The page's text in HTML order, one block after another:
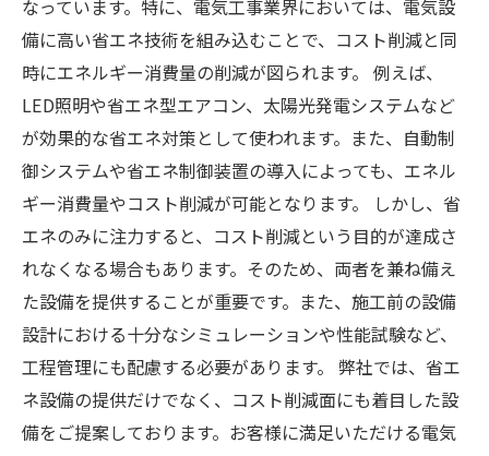
なっています。特に、電気工事業界においては、電気設
備に高い省エネ技術を組み込むことで、コスト削減と同
時にエネルギー消費量の削減が図られます。 例えば、
LED照明や省エネ型エアコン、太陽光発電システムなど
が効果的な省エネ対策として使われます。また、自動制
御システムや省エネ制御装置の導入によっても、エネル
ギー消費量やコスト削減が可能となります。 しかし、省
エネのみに注力すると、コスト削減という目的が達成さ
れなくなる場合もあります。そのため、両者を兼ね備え
た設備を提供することが重要です。また、施工前の設備
設計における十分なシミュレーションや性能試験など、
工程管理にも配慮する必要があります。 弊社では、省エ
ネ設備の提供だけでなく、コスト削減面にも着目した設
備をご提案しております。お客様に満足いただける電気